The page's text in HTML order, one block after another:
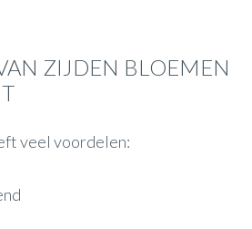
ZIJDEN BLOEMEN
veel voordelen: